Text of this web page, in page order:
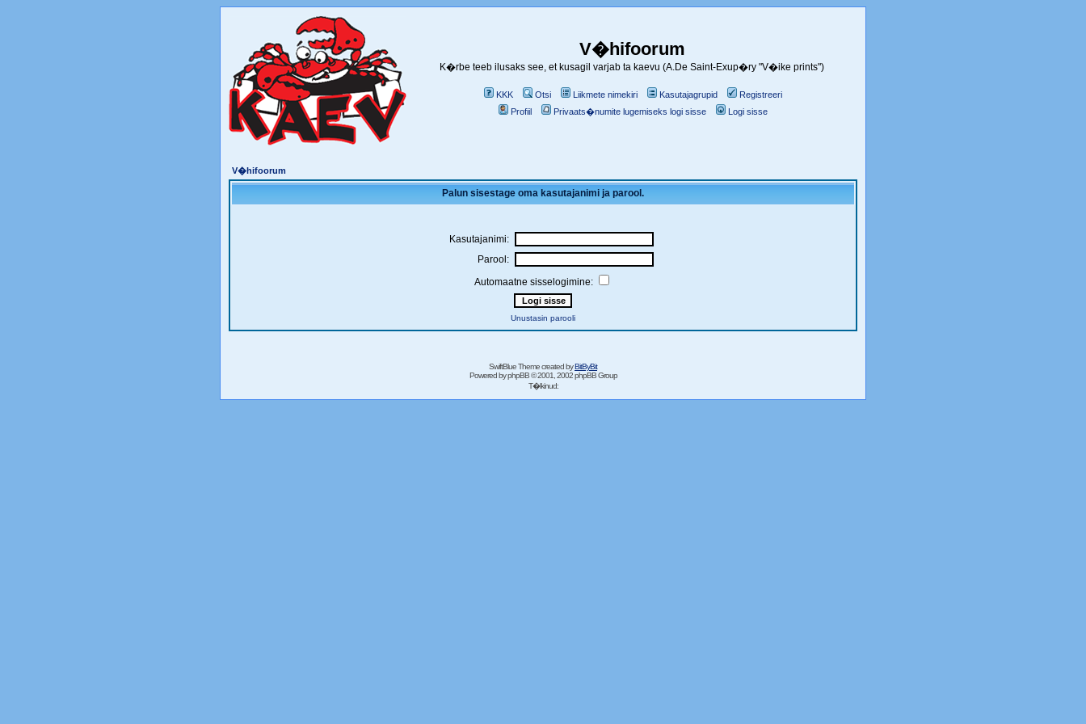
V�hifoorum
K�rbe teeb ilusaks see, et kusagil varjab ta kaevu (A.De Saint-Exup�ry "V�ike prints")
KKK Otsi Liikmete nimekiri Kasutajagrupid
Registreeri
Profiil
Privaats�numite lugemiseks logi sisse Logi sisse
V�hifoorum
Palun sisestage oma kasutajanimi ja parool.
Kasutajanimi:
Parool:
Automaatne sisselogimine:
Unustasin parooli
SwiftBlue Theme created byBitByBit
Powered byphpBB© 2001, 2002 phpBB Group
T�lkinud: